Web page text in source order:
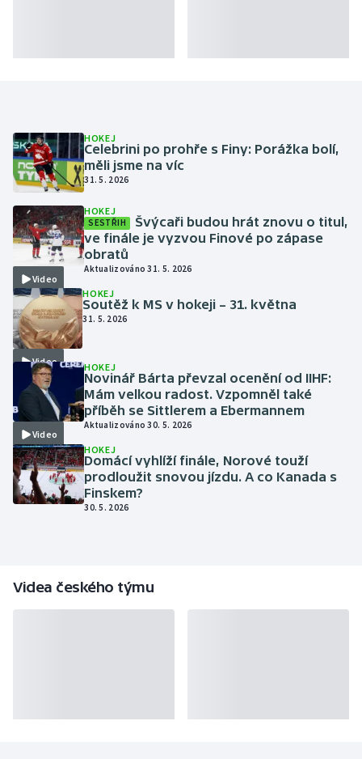
HOKEJ
Celebrini po prohře s Finy: Porážka bolí,
měli jsme na víc
31. 5. 2026
Video
HOKEJ
SESTŘIH
Švýcaři budou hrát znovu o titul,
ve finále je vyzvou Finové po zápase
obratů
Aktualizováno 31. 5. 2026
Video
HOKEJ
Soutěž k MS v hokeji – 31. května
31. 5. 2026
Video
HOKEJ
Novinář Bárta převzal ocenění od IIHF:
Mám velkou radost. Vzpomněl také
příběh se Sittlerem a Ebermannem
Aktualizováno 30. 5. 2026
HOKEJ
Domácí vyhlíží finále, Norové touží
prodloužit snovou jízdu. A co Kanada s
Finskem?
30. 5. 2026
Videa českého týmu